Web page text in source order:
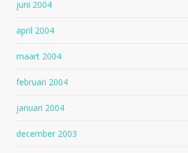
juni 2004
april 2004
maart 2004
februari 2004
januari 2004
december 2003